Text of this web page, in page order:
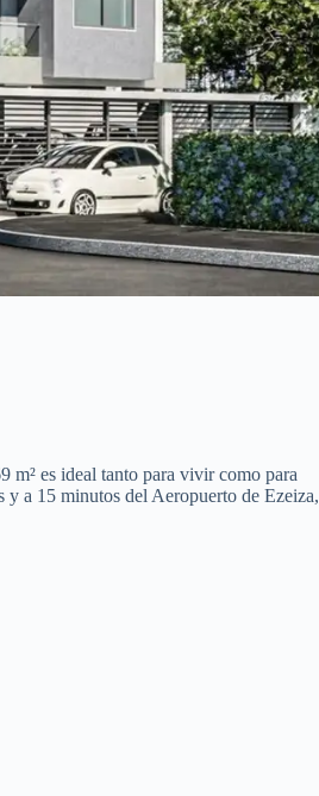
m² es ideal tanto para vivir como para
y a 15 minutos del Aeropuerto de Ezeiza,